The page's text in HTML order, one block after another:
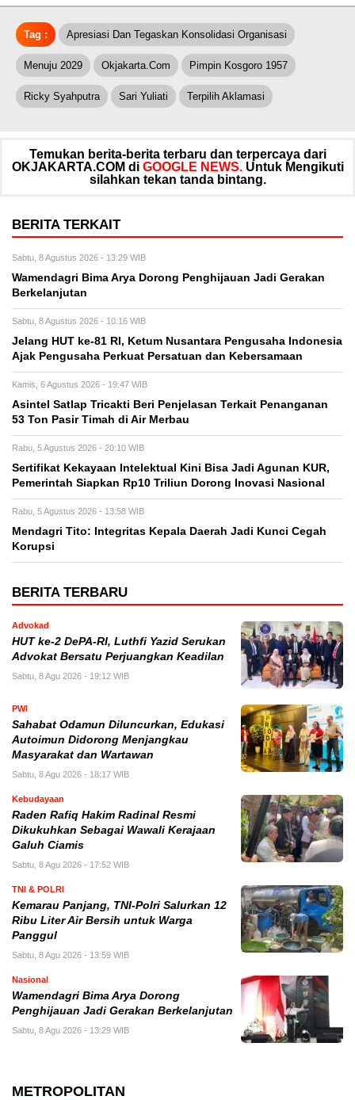
Tag : Apresiasi Dan Tegaskan Konsolidasi Organisasi
Menuju 2029 Okjakarta.com Pimpin Kosgoro 1957
Ricky Syahputra Sari Yuliati Terpilih Aklamasi
Temukan berita-berita terbaru dan terpercaya dari
OKJAKARTA.COM di GOOGLE NEWS. Untuk Mengikuti
silahkan tekan tanda bintang.
BERITA TERKAIT
Sabtu, 8 Agustus 2026 - 13:29 WIB
Wamendagri Bima Arya Dorong Penghijauan Jadi Gerakan
Berkelanjutan
Sabtu, 8 Agustus 2026 - 10:16 WIB
Jelang HUT ke-81 RI, Ketum Nusantara Pengusaha Indonesia
Ajak Pengusaha Perkuat Persatuan dan Kebersamaan
Kamis, 6 Agustus 2026 - 19:47 WIB
Asintel Satlap Tricakti Beri Penjelasan Terkait Penanganan
53 Ton Pasir Timah di Air Merbau
Rabu, 5 Agustus 2026 - 20:10 WIB
Sertifikat Kekayaan Intelektual Kini Bisa Jadi Agunan KUR,
Pemerintah Siapkan Rp10 Triliun Dorong Inovasi Nasional
Rabu, 5 Agustus 2026 - 13:58 WIB
Mendagri Tito: Integritas Kepala Daerah Jadi Kunci Cegah
Korupsi
BERITA TERBARU
Advokad
HUT ke-2 DePA-RI, Luthfi Yazid Serukan
Advokat Bersatu Perjuangkan Keadilan
Sabtu, 8 Agu 2026 - 19:12 WIB
PWI
Sahabat Odamun Diluncurkan, Edukasi
Autoimun Didorong Menjangkau
Masyarakat dan Wartawan
Sabtu, 8 Agu 2026 - 18:17 WIB
Kebudayaan
Raden Rafiq Hakim Radinal Resmi
Dikukuhkan Sebagai Wawali Kerajaan
Galuh Ciamis
Sabtu, 8 Agu 2026 - 17:52 WIB
TNI & POLRI
Kemarau Panjang, TNI-Polri Salurkan 12
Ribu Liter Air Bersih untuk Warga
Panggul
Sabtu, 8 Agu 2026 - 13:59 WIB
Nasional
Wamendagri Bima Arya Dorong
Penghijauan Jadi Gerakan Berkelanjutan
Sabtu, 8 Agu 2026 - 13:29 WIB
METROPOLITAN